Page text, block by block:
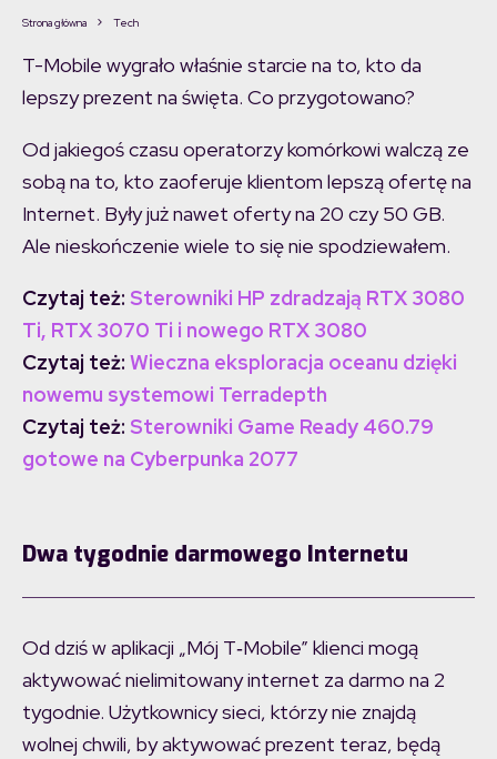
Strona główna Tech
T-Mobile wygrało właśnie starcie na to, kto da
lepszy prezent na święta. Co przygotowano?
Od jakiegoś czasu operatorzy komórkowi walczą ze
sobą na to, kto zaoferuje klientom lepszą ofertę na
Internet. Były już nawet oferty na 20 czy 50 GB.
Ale nieskończenie wiele to się nie spodziewałem.
Czytaj też: Sterowniki HP zdradzają RTX 3080
Ti, RTX 3070 Ti i nowego RTX 3080
Czytaj też: Wieczna eksploracja oceanu dzięki
nowemu systemowi Terradepth
Czytaj też: Sterowniki Game Ready 460.79
gotowe na Cyberpunka 2077
Dwa tygodnie darmowego Internetu
Od dziś w aplikacji „Mój T‑Mobile” klienci mogą
aktywować nielimitowany internet za darmo na 2
tygodnie. Użytkownicy sieci, którzy nie znajdą
wolnej chwili, by aktywować prezent teraz, będą